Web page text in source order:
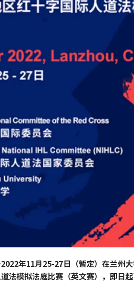
年11月25-27日（暂定）在兰州
法模拟法庭比赛（英文赛），即日